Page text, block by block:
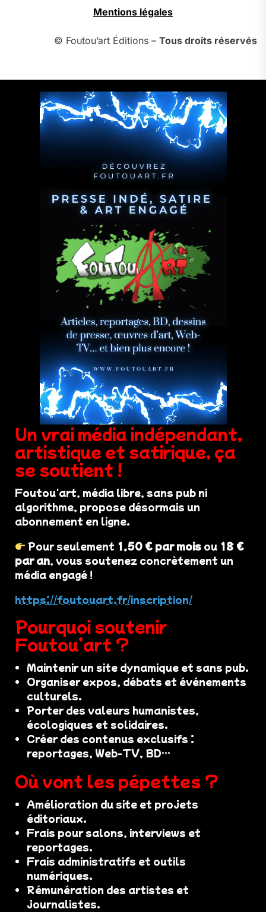
Mentions légales
© Foutou’art Éditions – Tous droits réservés
Un vrai média indépendant,
artistique et satirique, ça
se soutient !
Foutou'art, média libre, sans pub ni
algorithme, propose désormais un
abonnement en ligne.
Pour seulement 1,50 € par mois ou 18 €
par an, vous soutenez concrètement un
média engagé !
https://foutouart.fr/inscription/
Pourquoi soutenir
Foutou’art ?
Maintenir un site dynamique et sans pub.
Organiser expos, débats et événements
culturels.
Porter des valeurs humanistes,
écologiques et solidaires.
Créer des contenus exclusifs :
reportages, Web-TV, BD…
Où vont les pépettes ?
Amélioration du site et projets
éditoriaux.
Frais pour salons, interviews et
reportages.
Frais administratifs et outils
numériques.
Rémunération des artistes et
journalistes.